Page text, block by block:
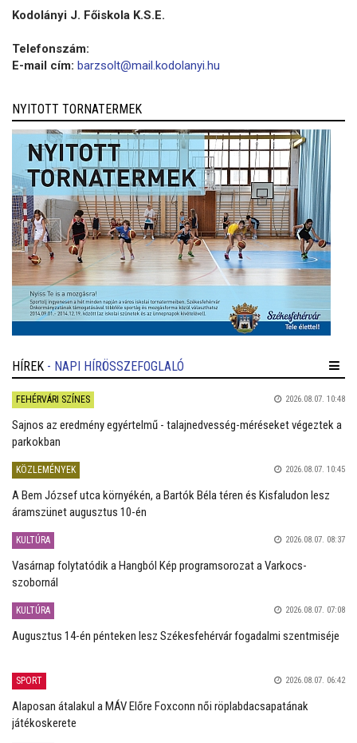
Kodolányi J. Főiskola K.S.E.
Telefonszám:
E-mail cím: barzsolt@mail.kodolanyi.hu
NYITOTT TORNATERMEK
HÍREK - NAPI HÍRÖSSZEFOGLALÓ
FEHÉRVÁRI SZÍNES 2026.08.07. 10:48
Sajnos az eredmény egyértelmű - talajnedvesség-méréseket végeztek a
parkokban
KÖZLEMÉNYEK 2026.08.07. 10:45
A Bem József utca környékén, a Bartók Béla téren és Kisfaludon lesz
áramszünet augusztus 10-én
KULTÚRA 2026.08.07. 08:37
Vasárnap folytatódik a Hangból Kép programsorozat a Varkocs-
szobornál
KULTÚRA 2026.08.07. 07:08
Augusztus 14-én pénteken lesz Székesfehérvár fogadalmi szentmiséje
SPORT 2026.08.07. 06:42
Alaposan átalakul a MÁV Előre Foxconn női röplabdacsapatának
játékoskerete